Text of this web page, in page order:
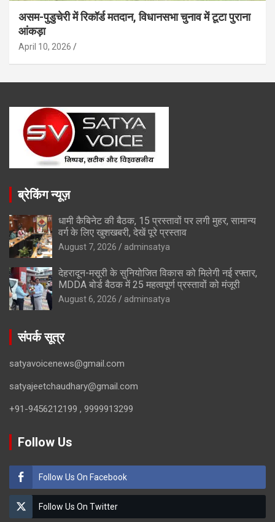
असम-पुडुचेरी में रिकॉर्ड मतदान, विधानसभा चुनाव में टूटा पुराना
आंकड़ा
April 10, 2026
ब्रेकिंग न्यूज़
धामी कैबिनेट की बैठक, 15 प्रस्तावों पर लगी मुहर, सामान्य
वर्ग के लिए खुशखबरी, देखें पूरे प्रस्ताव
August 7, 2026 adminsatya
देहरादून-मसूरी के सुनियोजित विकास को मिलेगी नई रफ्तार,
MDDA बोर्ड बैठक में 25 महत्वपूर्ण प्रस्तावों को मंजूरी
August 6, 2026 adminsatya
संपर्क सूत्र
satyavoicenews@gmail.com
satyajeetchaudhary@gmail.com
+91-9456212199 , 9999913299
Follow Us
Follow Us On Facebook
Follow Us On Twitter